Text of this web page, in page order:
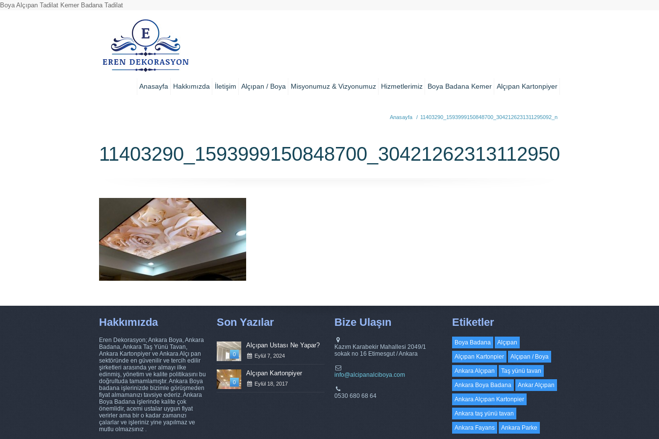
Boya Alçıpan Tadilat Kemer Badana Tadilat
Anasayfa Hakkımızda İletişim Alçıpan / Boya Misyonumuz & Vizyonumuz Hizmetlerimiz Boya Badana Kemer Alçıpan Kartonpiyer
11403290_1593999150848700_3042126231311295092_n
Anasayfa / 11403290_1593999150848700_3042126231311295092_n
Hakkımızda
Eren Dekorasyon; Ankara Boya, Ankara
Badana, Ankara Taş Yünü Tavan,
Ankara Kartonpiyer ve Ankara Alçı pan
sektöründe en güvenilir ve tercih edilir
şirketleri arasında yer almayı ilke
edinmiş, yönetim ve kalite politikasını bu
doğrultuda tamamlamıştır. Ankara Boya
badana işlerinizde bizimle görüşmeden
fiyat almamanızı tavsiye ederiz. Ankara
Boya Badana işlerinde kalite çok
önemlidir, acemi ustalar uygun fiyat
verirler ama bir o kadar zamanızı
çalarlar ve işleriniz yine yapılmaz ve
mutlu olmazsınız .
Son Yazılar
0
Alçıpan Ustası Ne Yapar?
Eylül 7, 2024
0
Alçıpan Kartonpiyer
Eylül 18, 2017
Bize Ulaşın
Kazım Karabekir Mahallesi 2049/1
sokak no 16 Etimesgut / Ankara
info@alcipanalciboya.com
0530 680 68 64
Etiketler
Boya Badana Alçıpan
Alçıpan Kartonpier Alçıpan / Boya
Ankara Alçıpan Taş yünü tavan
Ankara Boya Badana Ankar Alçıpan
Ankara Alçıpan Kartonpier
Ankara taş yünü tavan
Ankara Fayans Ankara Parke